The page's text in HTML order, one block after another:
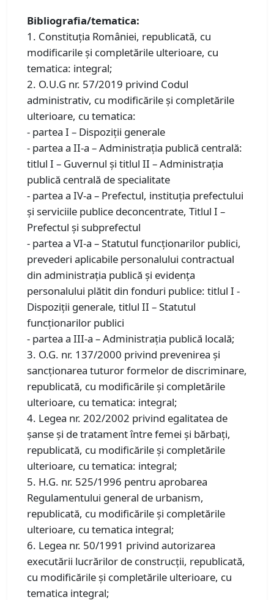
Bibliografia/tematica:
1. Constituţia României, republicată, cu
modificarile și completările ulterioare, cu
tematica: integral;
2. O.U.G nr. 57/2019 privind Codul
administrativ, cu modificările şi completările
ulterioare, cu tematica:
- partea I – Dispoziții generale
- partea a II-a – Administrația publică centrală:
titlul I – Guvernul și titlul II – Administrația
publică centrală de specialitate
- partea a IV-a – Prefectul, instituția prefectului
și serviciile publice deconcentrate, Titlul I –
Prefectul și subprefectul
- partea a VI-a – Statutul funcționarilor publici,
prevederi aplicabile personalului contractual
din administrația publică și evidența
personalului plătit din fonduri publice: titlul I -
Dispoziții generale, titlul II – Statutul
funcționarilor publici
- partea a III-a – Administrația publică locală;
3. O.G. nr. 137/2000 privind prevenirea și
sancționarea tuturor formelor de discriminare,
republicată, cu modificările și completările
ulterioare, cu tematica: integral;
4. Legea nr. 202/2002 privind egalitatea de
șanse și de tratament între femei și bărbați,
republicată, cu modificările și completările
ulterioare, cu tematica: integral;
5. H.G. nr. 525/1996 pentru aprobarea
Regulamentului general de urbanism,
republicată, cu modificările și completările
ulterioare, cu tematica integral;
6. Legea nr. 50/1991 privind autorizarea
executării lucrărilor de construcţii, republicată,
cu modificările și completările ulterioare, cu
tematica integral;